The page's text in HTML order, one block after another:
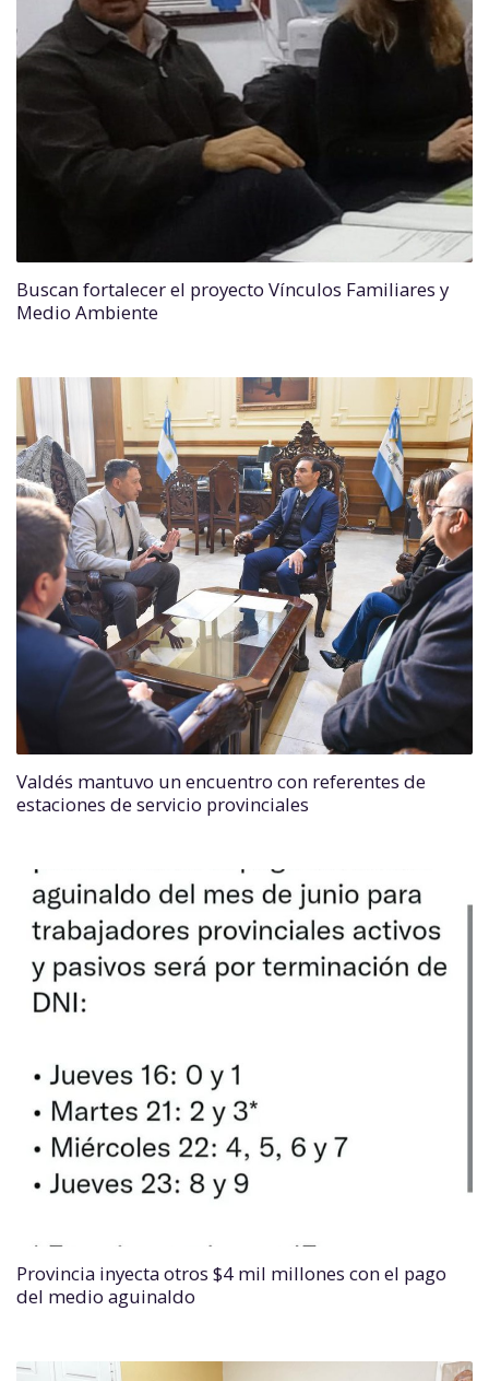
Buscan fortalecer el proyecto Vínculos Familiares y
Medio Ambiente
Valdés mantuvo un encuentro con referentes de
estaciones de servicio provinciales
Provincia inyecta otros $4 mil millones con el pago
del medio aguinaldo